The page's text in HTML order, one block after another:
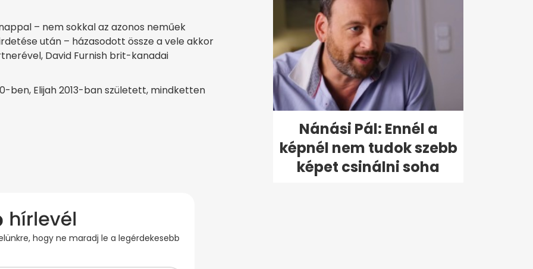
– nem sokkal az azonos neműek
után – házasodott össze a vele akkor
David Furnish brit-kanadai
ben, Elijah 2013-ban született, mindketten
hogy ne maradj le a legérdekesebb
Nánási Pál: Ennél a
képnél nem tudok szebb
képet csinálni soha